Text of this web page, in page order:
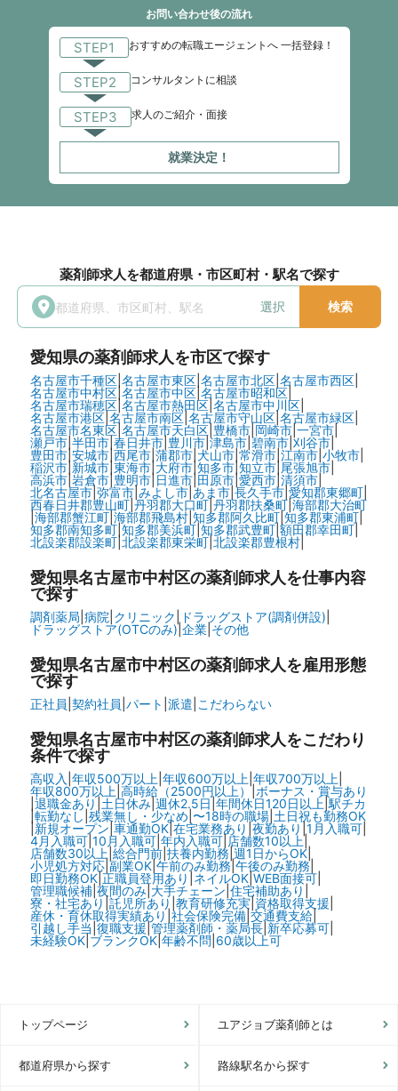
お問い合わせ後の流れ
STEP1 おすすめの転職エージェントへ 一括登録！
STEP2 コンサルタントに相談
STEP3 求人のご紹介・面接
就業決定！
薬剤師求人を都道府県・市区町村・駅名で探す
選択 検索
愛知県の薬剤師求人を市区で探す
名古屋市千種区| 名古屋市東区| 名古屋市北区| 名古屋市西区|
名古屋市中村区|名古屋市中区|名古屋市昭和区|
名古屋市瑞穂区|名古屋市熱田区| 名古屋市中川区|
名古屋市港区| 名古屋市南区| 名古屋市守山区| 名古屋市緑区|
名古屋市名東区| 名古屋市天白区| 豊橋市| 岡崎市| 一宮市|
瀬戸市| 半田市| 春日井市| 豊川市| 津島市| 碧南市| 刈谷市|
豊田市|安城市|西尾市| 蒲郡市| 犬山市| 常滑市| 江南市| 小牧市|
稲沢市|新城市|東海市|大府市|知多市|知立市|尾張旭市|
高浜市|岩倉市|豊明市| 日進市|田原市|愛西市|清須市|
北名古屋市| 弥富市| みよし市| あま市| 長久手市| 愛知郡東郷町|
西春日井郡豊山町| 丹羽郡大口町| 丹羽郡扶桑町| 海部郡大治町
海部郡蟹江町| 海部郡飛島村| 知多郡阿久比町| 知多郡東浦町|
知多郡南知多町| 知多郡美浜町| 知多郡武豊町| 額田郡幸田町|
北設楽郡設楽町|北設楽郡東栄町| 北設楽郡豊根村|
愛知県名古屋市中村区の薬剤師求人を仕事内容
で探す
調剤薬局 病院 クリニック ドラッグストア(調剤併設)
ドラッグストア(OTCのみ)| 企業| その他
愛知県名古屋市中村区の薬剤師求人を雇用形態
で探す
正社員 契約社員 パート 派遣 こだわらない
愛知県名古屋市中村区の薬剤師求人をこだわり
条件で探す
高収入 年収500万以上 年収600万以上 年収700万以上
年収800万以上 高時給（2500円以上）| ボーナス・賞与あり
退職金あり 土日休み| 週休2.5日 年間休日120日以上 駅チカ
|転勤なし 残業無し・少なめ 〜18時の職場| 土日祝も勤務OK
|新規オープン 車通勤OK|在宅業務あり 夜勤あり 1月入職可|
4月入職可| 10月入職可| 年内入職可| 店舗数10以上|
店舗数30以上 総合門前| 扶養内勤務 週1日からOK|
小児処方対応| 副業OK| 午前のみ勤務| 午後のみ勤務|
即日勤務OK| 正職員登用あり ネイルOK| WEB面接可|
管理職候補| 夜間のみ| 大手チェーン 住宅補助あり
寮・社宅あり 託児所あり 教育研修充実| 資格取得支援
産休・育休取得実績あり 社会保険完備| 交通費支給|
引越し手当 復職支援 |管理薬剤師・薬局長| 新卒応募可|
未経験OK| ブランクOK| 年齢不問 60歳以上可
トップページ ユアジョブ薬剤師とは
都道府県から探す 路線駅名から探す